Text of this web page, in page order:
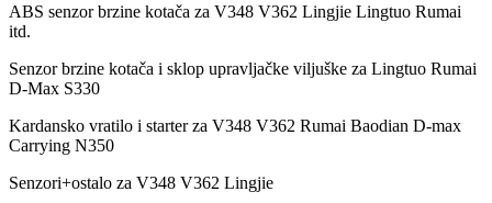
ABS senzor brzine kotača za V348 V362 Lingjie Lingtuo Rumai
itd.
Senzor brzine kotača i sklop upravljačke viljuške za Lingtuo Rumai
D-Max S330
Kardansko vratilo i starter za V348 V362 Rumai Baodian D-max
Carrying N350
Senzori+ostalo za V348 V362 Lingjie